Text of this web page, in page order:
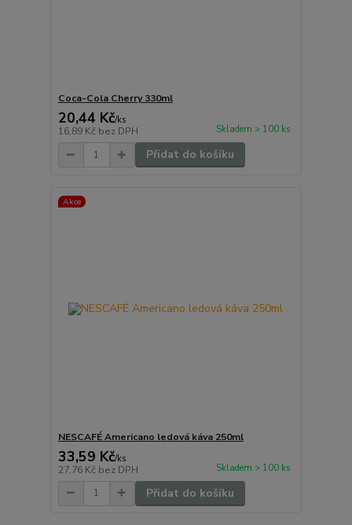
Coca-Cola Cherry 330ml
20,44 Kč/ks
16,89 Kč bez DPH Skladem > 100 ks
Přidat do košíku
Akce
NESCAFÉ Americano ledová káva 250ml
33,59 Kč/ks
27,76 Kč bez DPH Skladem > 100 ks
Přidat do košíku